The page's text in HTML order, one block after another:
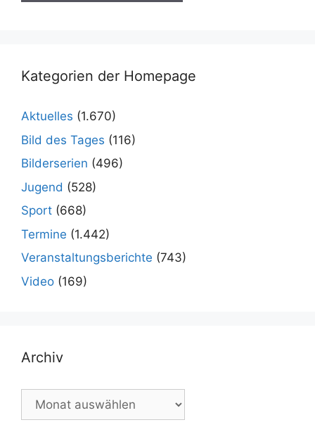
Kategorien der Homepage
Aktuelles (1.670)
Bild des Tages (116)
Bilderserien (496)
Jugend (528)
Sport (668)
Termine (1.442)
Veranstaltungsberichte (743)
Video (169)
Archiv
Archiv